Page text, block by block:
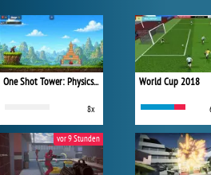
One Shot Tower: Physics Destroyer
8x
vor 9 Stunden
World Cup 2018